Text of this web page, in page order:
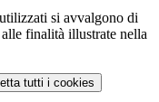
si avvalgono di
finalità illustrate nella
tutti i cookies